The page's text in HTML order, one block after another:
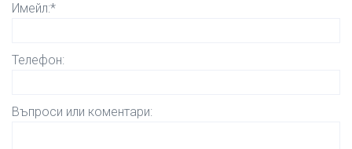
Имейл:*
Телефон:
Въпроси или коментари: